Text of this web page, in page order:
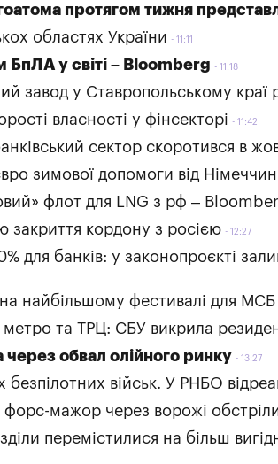
протягом тижня
областях України 11:11
БпЛА у світі – Bloomberg 11:18
завод у Ставропольському краї
власності у фінсекторі 11:42
сектор скоротився в
зимової допомоги від
флот для LNG з рф –
закриття кордону з росією 12:27
для банків: у законопроєкті
на найбільшому фестивалі для
метро та ТРЦ: СБУ викрила
через обвал олійного ринку 13:27
військ. У РНБО
мажор через ворожі
перемістилися на більш